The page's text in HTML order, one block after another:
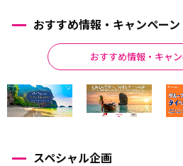
おすすめ情報・キャンペーン
おすすめ情報・キャ
スペシャル企画